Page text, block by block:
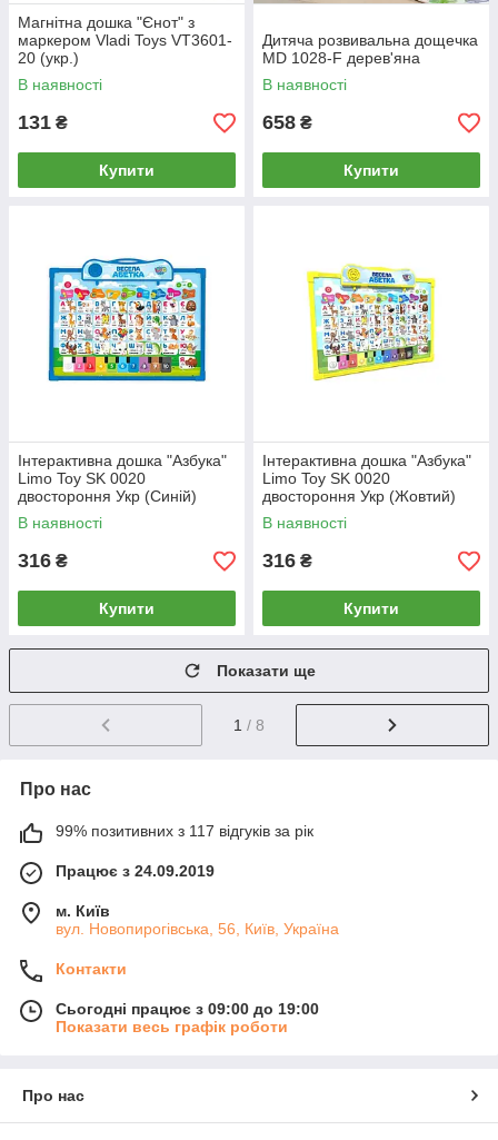
Магнітна дошка "Єнот" з
маркером Vladi Toys VT3601-
20 (укр.)
В наявності
131 ₴
Купити
Дитяча розвивальна дощечка
MD 1028-F дерев'яна
В наявності
658 ₴
Купити
Інтерактивна дошка "Азбука"
Limo Toy SK 0020
двостороння Укр (Синій)
В наявності
316 ₴
Купити
Інтерактивна дошка "Азбука"
Limo Toy SK 0020
двостороння Укр (Жовтий)
В наявності
316 ₴
Купити
Показати ще
1 / 8
Про нас
99% позитивних з 117 відгуків за рік
Працює з 24.09.2019
м. Київ
вул. Новопирогівська, 56, Київ, Україна
Контакти
Сьогодні працює з 09:00 до 19:00
Показати весь графік роботи
Про нас